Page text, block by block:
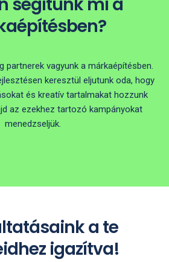
partnerek vagyunk a márkaépítésben.
keresztül eljutunk oda, hogy
és kreatív tartalmakat hozzunk
az ezekhez tartozó kampányokat
menedzseljük.
a te
igazítva!